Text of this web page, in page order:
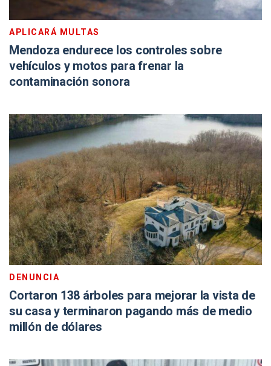
APLICARÁ MULTAS
Mendoza endurece los controles sobre
vehículos y motos para frenar la
contaminación sonora
DENUNCIA
Cortaron 138 árboles para mejorar la vista de
su casa y terminaron pagando más de medio
millón de dólares